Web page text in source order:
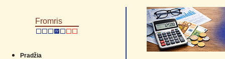
Fromris
IV
Pradžia